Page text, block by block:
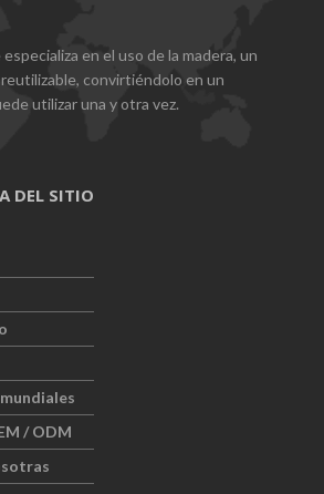
en el uso de la madera, un
convirtiéndolo en un
utilizar una y otra vez.
DEL SITIO
/ ODM